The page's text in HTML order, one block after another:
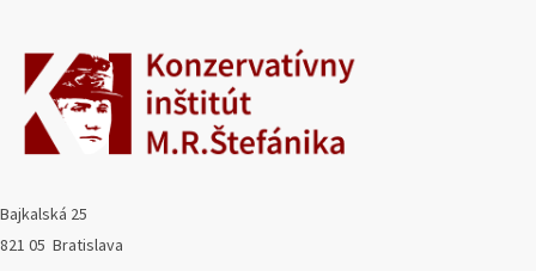
Bajkalská 25
821 05 Bratislava